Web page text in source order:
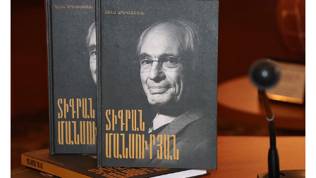
Другие академии
Газета "Гитутюн"
Журнал "В мире науки"
Публикации в прессе
Анонсы
Университеты
Новости